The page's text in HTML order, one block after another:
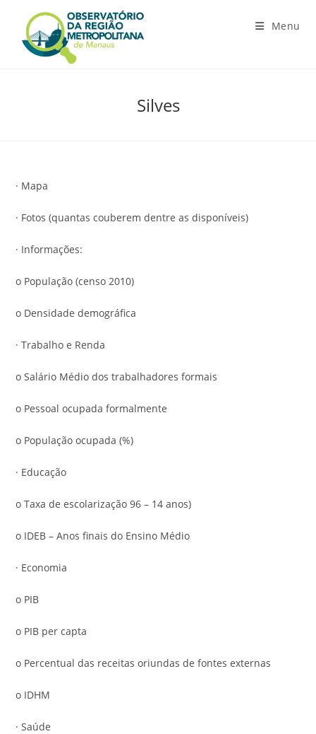
conteúdo
Menu
Silves
· Mapa
· Fotos (quantas couberem dentre as disponíveis)
· Informações:
o População (censo 2010)
o Densidade demográfica
· Trabalho e Renda
o Salário Médio dos trabalhadores formais
o Pessoal ocupada formalmente
o População ocupada (%)
· Educação
o Taxa de escolarização 96 – 14 anos)
o IDEB – Anos finais do Ensino Médio
· Economia
o PIB
o PIB per capta
o Percentual das receitas oriundas de fontes externas
o IDHM
· Saúde